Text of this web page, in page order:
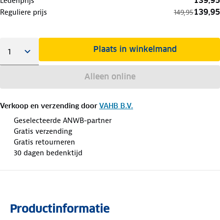
Reguliere prijs 149,95139,95
Plaats in winkelmand
Alleen online
Verkoop en verzending door VAHB B.V.
Geselecteerde ANWB-partner
Gratis verzending
Gratis retourneren
30 dagen bedenktijd
Productinformatie